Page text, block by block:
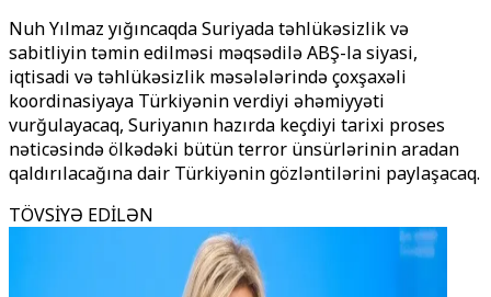
Nuh Yılmaz yığıncaqda Suriyada təhlükəsizlik və
sabitliyin təmin edilməsi məqsədilə ABŞ-la siyasi,
iqtisadi və təhlükəsizlik məsələlərində çoxşaxəli
koordinasiyaya Türkiyənin verdiyi əhəmiyyəti
vurğulayacaq, Suriyanın hazırda keçdiyi tarixi proses
nəticəsində ölkədəki bütün terror ünsürlərinin aradan
qaldırılacağına dair Türkiyənin gözləntilərini paylaşacaq.
TÖVSİYƏ EDİLƏN